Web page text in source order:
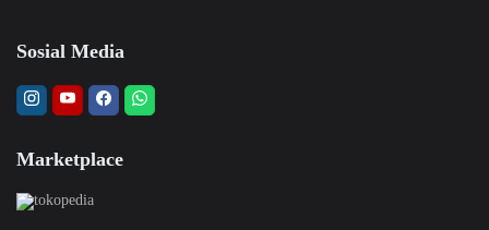
Sosial Media
Marketplace